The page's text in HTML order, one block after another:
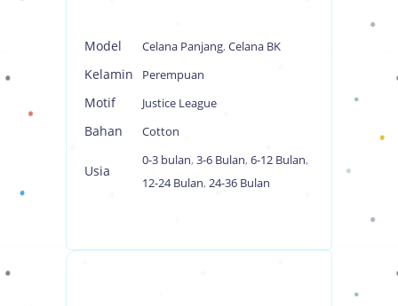
Model Celana Panjang, Celana BK
Kelamin Perempuan
Motif Justice League
Bahan Cotton
Usia
0-3 bulan, 3-6 Bulan, 6-12 Bulan,
12-24 Bulan, 24-36 Bulan